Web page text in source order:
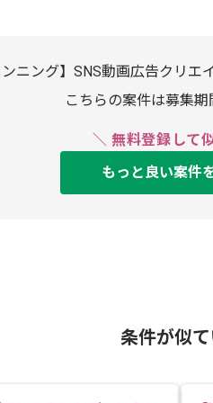
ンニング】SNS動画広告クリ
こちらの案件は募集期
＼ 無料登録して
もっと良い案件
条件が似